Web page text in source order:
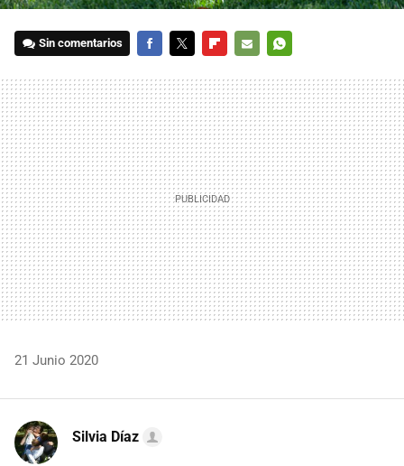
Sin comentarios
MAIL
21 Junio 2020
Silvia Díaz